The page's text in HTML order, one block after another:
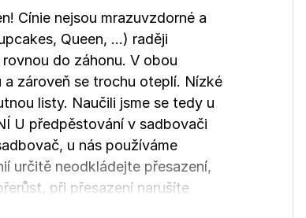
Cínie nejsou mrazuvzdorné a
Queen, ...) raději
do záhonu. V obou
zároveň se trochu oteplí. Nízké
listy. Naučili jsme se tedy u
U předpěstování v sadbovači
u nás používáme
určitě neodkládejte přesazení,
při přesazení narušíte